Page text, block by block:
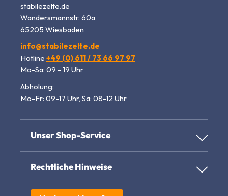
stabilezelte.de
Wandersmannstr. 60a
65205 Wiesbaden
info@stabilezelte.de
Hotline +49 (0) 611 / 73 66 97 97
Mo-Sa: 09 - 19 Uhr
Abholung:
Mo-Fr: 09-17 Uhr, Sa: 08-12 Uhr
Unser Shop-Service
Rechtliche Hinweise